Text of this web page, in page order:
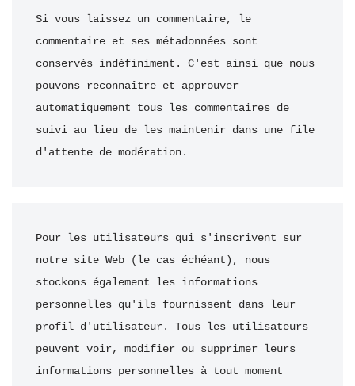
Si vous laissez un commentaire, le
commentaire et ses métadonnées sont
conservés indéfiniment. C'est ainsi que nous
pouvons reconnaître et approuver
automatiquement tous les commentaires de
suivi au lieu de les maintenir dans une file
d'attente de modération.
Pour les utilisateurs qui s'inscrivent sur
notre site Web (le cas échéant), nous
stockons également les informations
personnelles qu'ils fournissent dans leur
profil d'utilisateur. Tous les utilisateurs
peuvent voir, modifier ou supprimer leurs
informations personnelles à tout moment